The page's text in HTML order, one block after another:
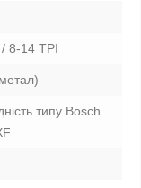
8-14 TPI
типу Bosch